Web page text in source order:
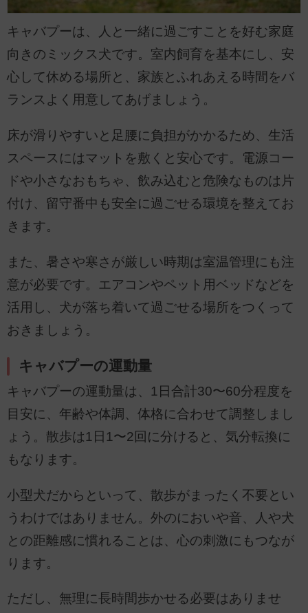
キャバプーは、人と一緒に過ごすことを好む家庭
向きのミックス犬です。室内飼育を基本にし、安
心して休める場所と、家族とふれあえる時間をバ
ランスよく用意してあげましょう。
床が滑りやすいと足腰に負担がかかるため、生活
スペースにはマットを敷くと安心です。電源コー
ドや小さなおもちゃ、飲み込むと危険なものは片
付け、留守番中も安全に過ごせる環境を整えてお
きます。
また、暑さや寒さが厳しい時期は室温管理にも注
意が必要です。エアコンやペット用ベッドなどを
活用し、犬が落ち着いて過ごせる場所をつくって
おきましょう。
キャバプーの運動量
キャバプーの運動量は、1日合計30〜60分程度を
目安に、年齢や体調、体格に合わせて調整しまし
ょう。散歩は1日1〜2回に分けると、気分転換に
もなります。
小型犬だからといって、散歩がまったく不要とい
うわけではありません。外のにおいや音、人や犬
との距離感に慣れることは、心の刺激にもつなが
ります。
ただし、無理に長時間歩かせる必要はありませ